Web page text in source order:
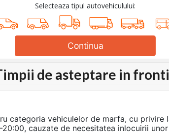
Selecteaza tipul autovehiculului:
Continua
de asteptare in
categoria vehiculelor de marfa, cu
cauzate de necesitatea inlocuirii